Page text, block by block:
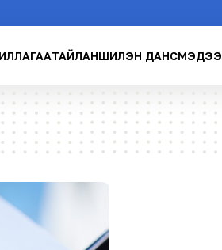
ТАЙЛАНШИЛЭН ДАНСМЭДЭЭ